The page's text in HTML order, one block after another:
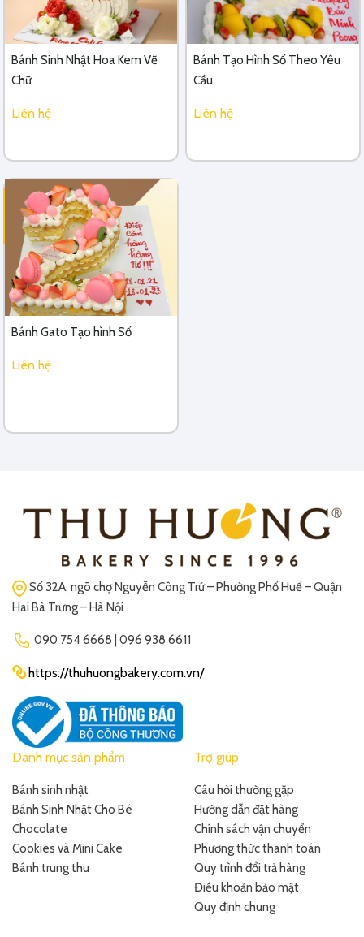
Bánh Sinh Nhật Hoa Kem Vẽ
Chữ
Liên hệ
Bánh Tạo Hình Số Theo Yêu
Cầu
Liên hệ
Bánh Gato Tạo hình Số
Liên hệ
Số 32A, ngõ chợ Nguyễn Công Trứ – Phường Phố Huế – Quận
Hai Bà Trưng – Hà Nội
090 754 6668 | 096 938 6611
https://thuhuongbakery.com.vn/
Danh mục sản phẩm
Bánh sinh nhật
Bánh Sinh Nhật Cho Bé
Chocolate
Cookies và Mini Cake
Bánh trung thu
Trợ giúp
Câu hỏi thường gặp
Hướng dẫn đặt hàng
Chính sách vận chuyển
Phương thức thanh toán
Quy trình đổi trả hàng
Điều khoản bảo mật
Quy định chung